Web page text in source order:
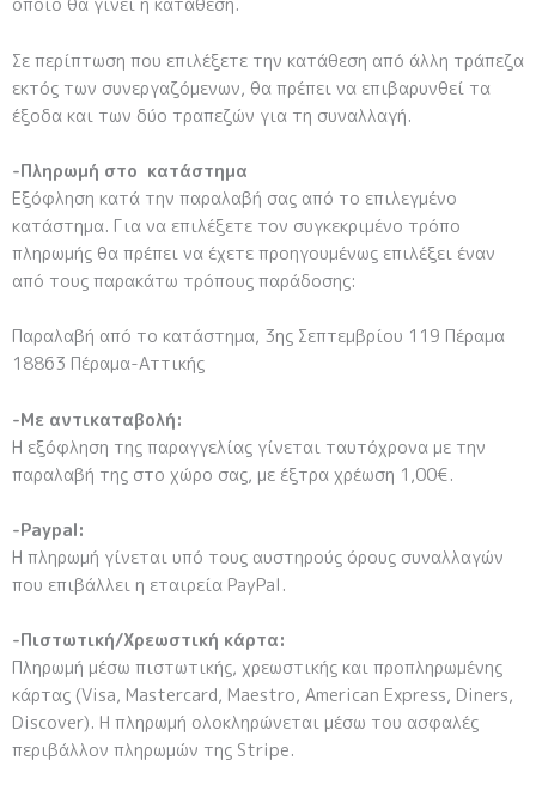
Σε περίπτωση που επιλέξετε την κατάθεση από άλλη τράπεζα
εκτός των συνεργαζόμενων, θα πρέπει να επιβαρυνθεί τα
έξοδα και των δύο τραπεζών για τη συναλλαγή.
-Πληρωμή στο κατάστημα
Εξόφληση κατά την παραλαβή σας από το επιλεγμένο
κατάστημα. Για να επιλέξετε τον συγκεκριμένο τρόπο
πληρωμής θα πρέπει να έχετε προηγουμένως επιλέξει έναν
από τους παρακάτω τρόπους παράδοσης:
Παραλαβή από το κατάστημα, 3ης Σεπτεμβρίου 119 Πέραμα
18863 Πέραμα-Αττικής
-Με αντικαταβολή:
H εξόφληση της παραγγελίας γίνεται ταυτόχρονα με την
παραλαβή της στο χώρο σας, με έξτρα χρέωση 1,00€.
-Paypal:
Η πληρωμή γίνεται υπό τους αυστηρούς όρους συναλλαγών
που επιβάλλει η εταιρεία PayPal.
-Πιστωτική/Χρεωστική κάρτα:
Πληρωμή μέσω πιστωτικής, χρεωστικής και προπληρωμένης
κάρτας (Visa, Mastercard, Maestro, American Express, Diners,
Discover). Η πληρωμή ολοκληρώνεται μέσω του ασφαλές
περιβάλλον πληρωμών της Stripe.